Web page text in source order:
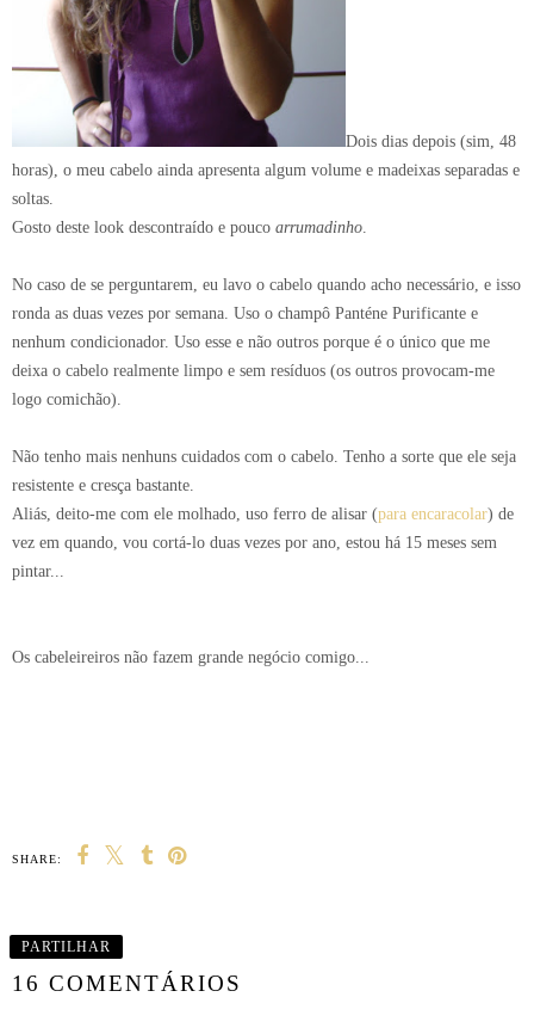
Dois dias depois (sim, 48
horas), o meu cabelo ainda apresenta algum volume e madeixas separadas e
soltas.
Gosto deste look descontraído e pouco arrumadinho
No caso de se perguntarem, eu lavo o cabelo quando acho necessário, e isso
ronda as duas vezes por semana. Uso o champô Panténe Purificante e
nenhum condicionador. Uso esse e não outros porque é o único que me
deixa o cabelo realmente limpo e sem resíduos (os outros provocam-me
logo comichão).
Não tenho mais nenhuns cuidados com o cabelo. Tenho a sorte que ele seja
resistente e cresça bastante.
Aliás, deito-me com ele molhado, uso ferro de alisar (para encaracolar) de
vez em quando, vou cortá-lo duas vezes por ano, estou há 15 meses sem
pintar...
Os cabeleireiros não fazem grande negócio comigo...
SHARE:
PARTILHAR
16 COMENTÁRIOS